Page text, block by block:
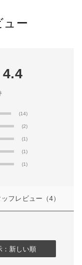
ュー
4.4
(14)
(2)
(1)
(1)
(1)
ッフレビュー （4）
：新しい順